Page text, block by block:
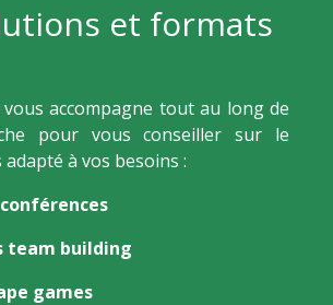
et formats
accompagne tout au long de
pour vous conseiller sur le
à vos besoins :
team building
games